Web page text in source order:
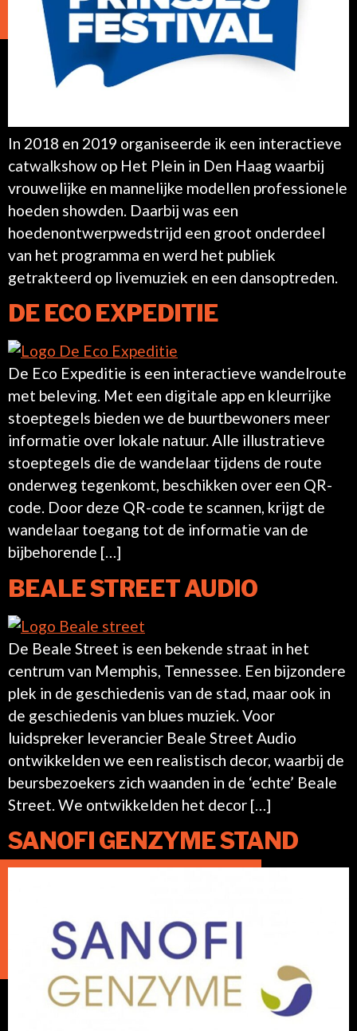
In 2018 en 2019 organiseerde ik een interactieve
catwalkshow op Het Plein in Den Haag waarbij
vrouwelijke en mannelijke modellen professionele
hoeden showden. Daarbij was een
hoedenontwerpwedstrijd een groot onderdeel
van het programma en werd het publiek
getrakteerd op livemuziek en een dansoptreden.
DE ECO EXPEDITIE
De Eco Expeditie is een interactieve wandelroute
met beleving. Met een digitale app en kleurrijke
stoeptegels bieden we de buurtbewoners meer
informatie over lokale natuur. Alle illustratieve
stoeptegels die de wandelaar tijdens de route
onderweg tegenkomt, beschikken over een QR-
code. Door deze QR-code te scannen, krijgt de
wandelaar toegang tot de informatie van de
bijbehorende […]
BEALE STREET AUDIO
De Beale Street is een bekende straat in het
centrum van Memphis, Tennessee. Een bijzondere
plek in de geschiedenis van de stad, maar ook in
de geschiedenis van blues muziek. Voor
luidspreker leverancier Beale Street Audio
ontwikkelden we een realistisch decor, waarbij de
beursbezoekers zich waanden in de ‘echte’ Beale
Street. We ontwikkelden het decor […]
SANOFI GENZYME STAND